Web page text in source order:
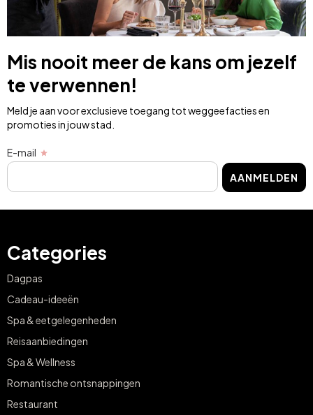
Mis nooit meer de kans om jezelf
te verwennen!
Meld je aan voor exclusieve toegang tot weggeefacties en
promoties in jouw stad.
E-mail
AANMELDEN
Categories
Dagpas
Cadeau-ideeën
Spa & eetgelegenheden
Reisaanbiedingen
Spa & Wellness
Romantische ontsnappingen
Restaurant